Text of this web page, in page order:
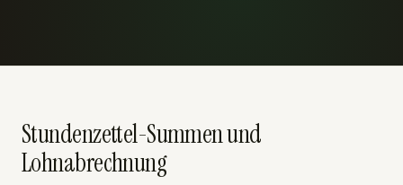
Stundenzettel-Summen und
Lohnabrechnung